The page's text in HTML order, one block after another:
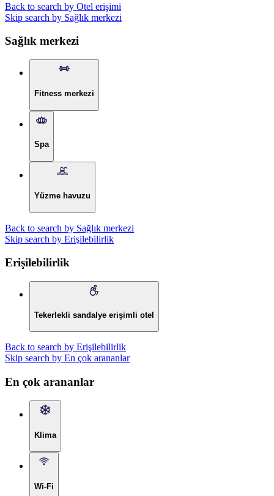
Back to search by Otel erişimi
Skip search by Sağlık merkezi
Sağlık merkezi
Fitness merkezi
Spa
Yüzme havuzu
Back to search by Sağlık merkezi
Skip search by Erişilebilirlik
Erişilebilirlik
Tekerlekli sandalye erişimli otel
Back to search by Erişilebilirlik
Skip search by En çok arananlar
En çok arananlar
Klima
Wi-Fi